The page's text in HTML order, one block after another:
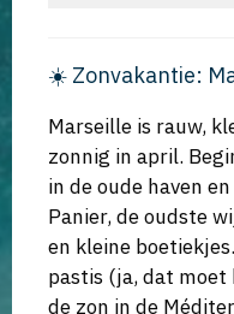
☀️ Zonvakantie:
Marseille is rauw,
zonnig in april.
in de oude haven
Panier, de oudste
en kleine
pastis (ja, dat
de zon in de